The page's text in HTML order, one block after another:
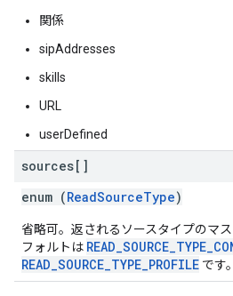
関係
sipAddresses
skills
URL
userDefined
sources[]
enum (ReadSourceType)
省略可。返されるソースタイプのマ
フォルトは
READ_SOURCE_TYPE_PROFILE です。